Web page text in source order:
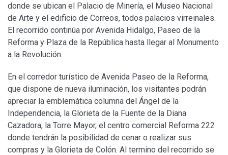
donde se ubican el Palacio de Minería, el Museo Nacional
de Arte y el edificio de Correos, todos palacios virreinales.
El recorrido continúa por Avenida Hidalgo, Paseo de la
Reforma y Plaza de la República hasta llegar al Monumento
a la Revolución.
En el corredor turístico de Avenida Paseo de la Reforma,
que dispone de nueva iluminación, los visitantes podrán
apreciar la emblemática columna del Ángel de la
Independencia, la Glorieta de la Fuente de la Diana
Cazadora, la Torre Mayor, el centro comercial Reforma 222
donde tendrán la posibilidad de cenar o realizar sus
compras y la Glorieta de Colón. Al termino del recorrido se